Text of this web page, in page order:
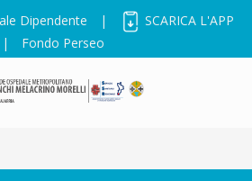
Dipendente |
SCARICA L'APP
|
Fondo Perseo